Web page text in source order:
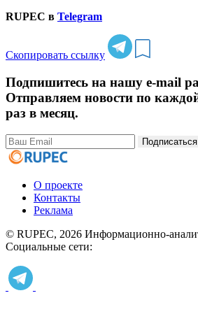
RUPEC в Telegram
Скопировать ссылку
Подпишитесь на нашу e-mail
Отправляем новости по
раз в месяц.
Подписаться
О проекте
Контакты
Реклама
© RUPEC, 2026 Информационно-
Социальные сети: